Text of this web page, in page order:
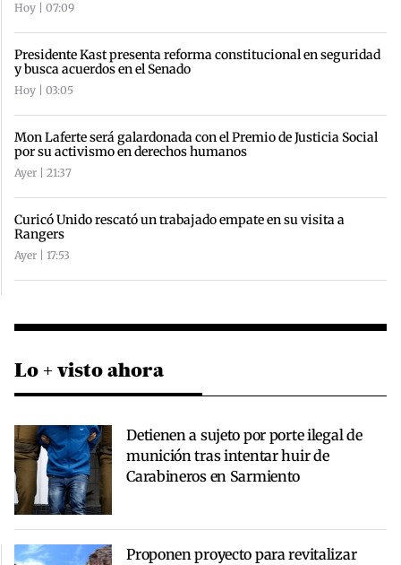
Hoy | 07:09
Presidente Kast presenta reforma constitucional en seguridad
y busca acuerdos en el Senado
Hoy | 03:05
Mon Laferte será galardonada con el Premio de Justicia Social
por su activismo en derechos humanos
Ayer | 21:37
Curicó Unido rescató un trabajado empate en su visita a
Rangers
Ayer | 17:53
Lo + visto ahora
Detienen a sujeto por porte ilegal de
munición tras intentar huir de
Carabineros en Sarmiento
Proponen proyecto para revitalizar